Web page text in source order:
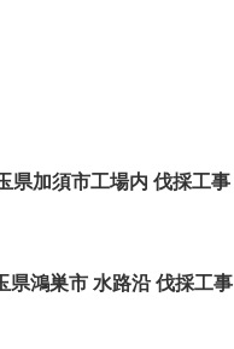
県加須市工場内 伐採工事
県鴻巣市 水路沿 伐採工事